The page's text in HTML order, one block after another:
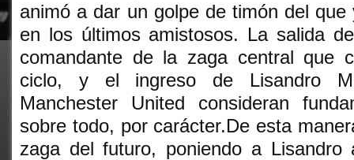
animó a dar un golpe de timón del
en los últimos amistosos. La salida
comandante de la zaga central que
ciclo, y el ingreso de Lisandro
Manchester United consideran
sobre todo, por carácter.De esta
zaga del futuro, poniendo a